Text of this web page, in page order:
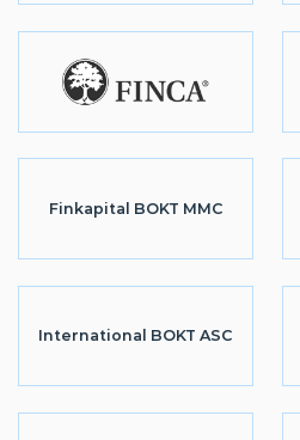
Finkapital BOKT MMC
International BOKT ASC